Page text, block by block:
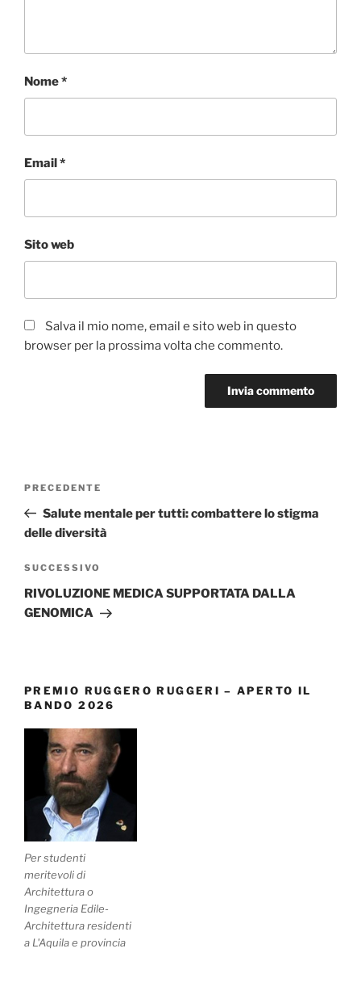
Nome*
Email *
Sito web
Salva il mio nome, email e sito web in questo
browser per la prossima volta che commento.
Navigazione
Articolo
precedente:
PRECEDENTE
Salute mentale per tutti: combattere lo stigma
delle diversità
Articolo
successivo
SUCCESSIVO
RIVOLUZIONE MEDICA SUPPORTATA DALLA
GENOMICA
PREMIO RUGGERO RUGGERI – APERTO IL
BANDO 2026
Per studenti
meritevoli di
Architettura o
Ingegneria Edile-
Architettura residenti
a L'Aquila e provincia